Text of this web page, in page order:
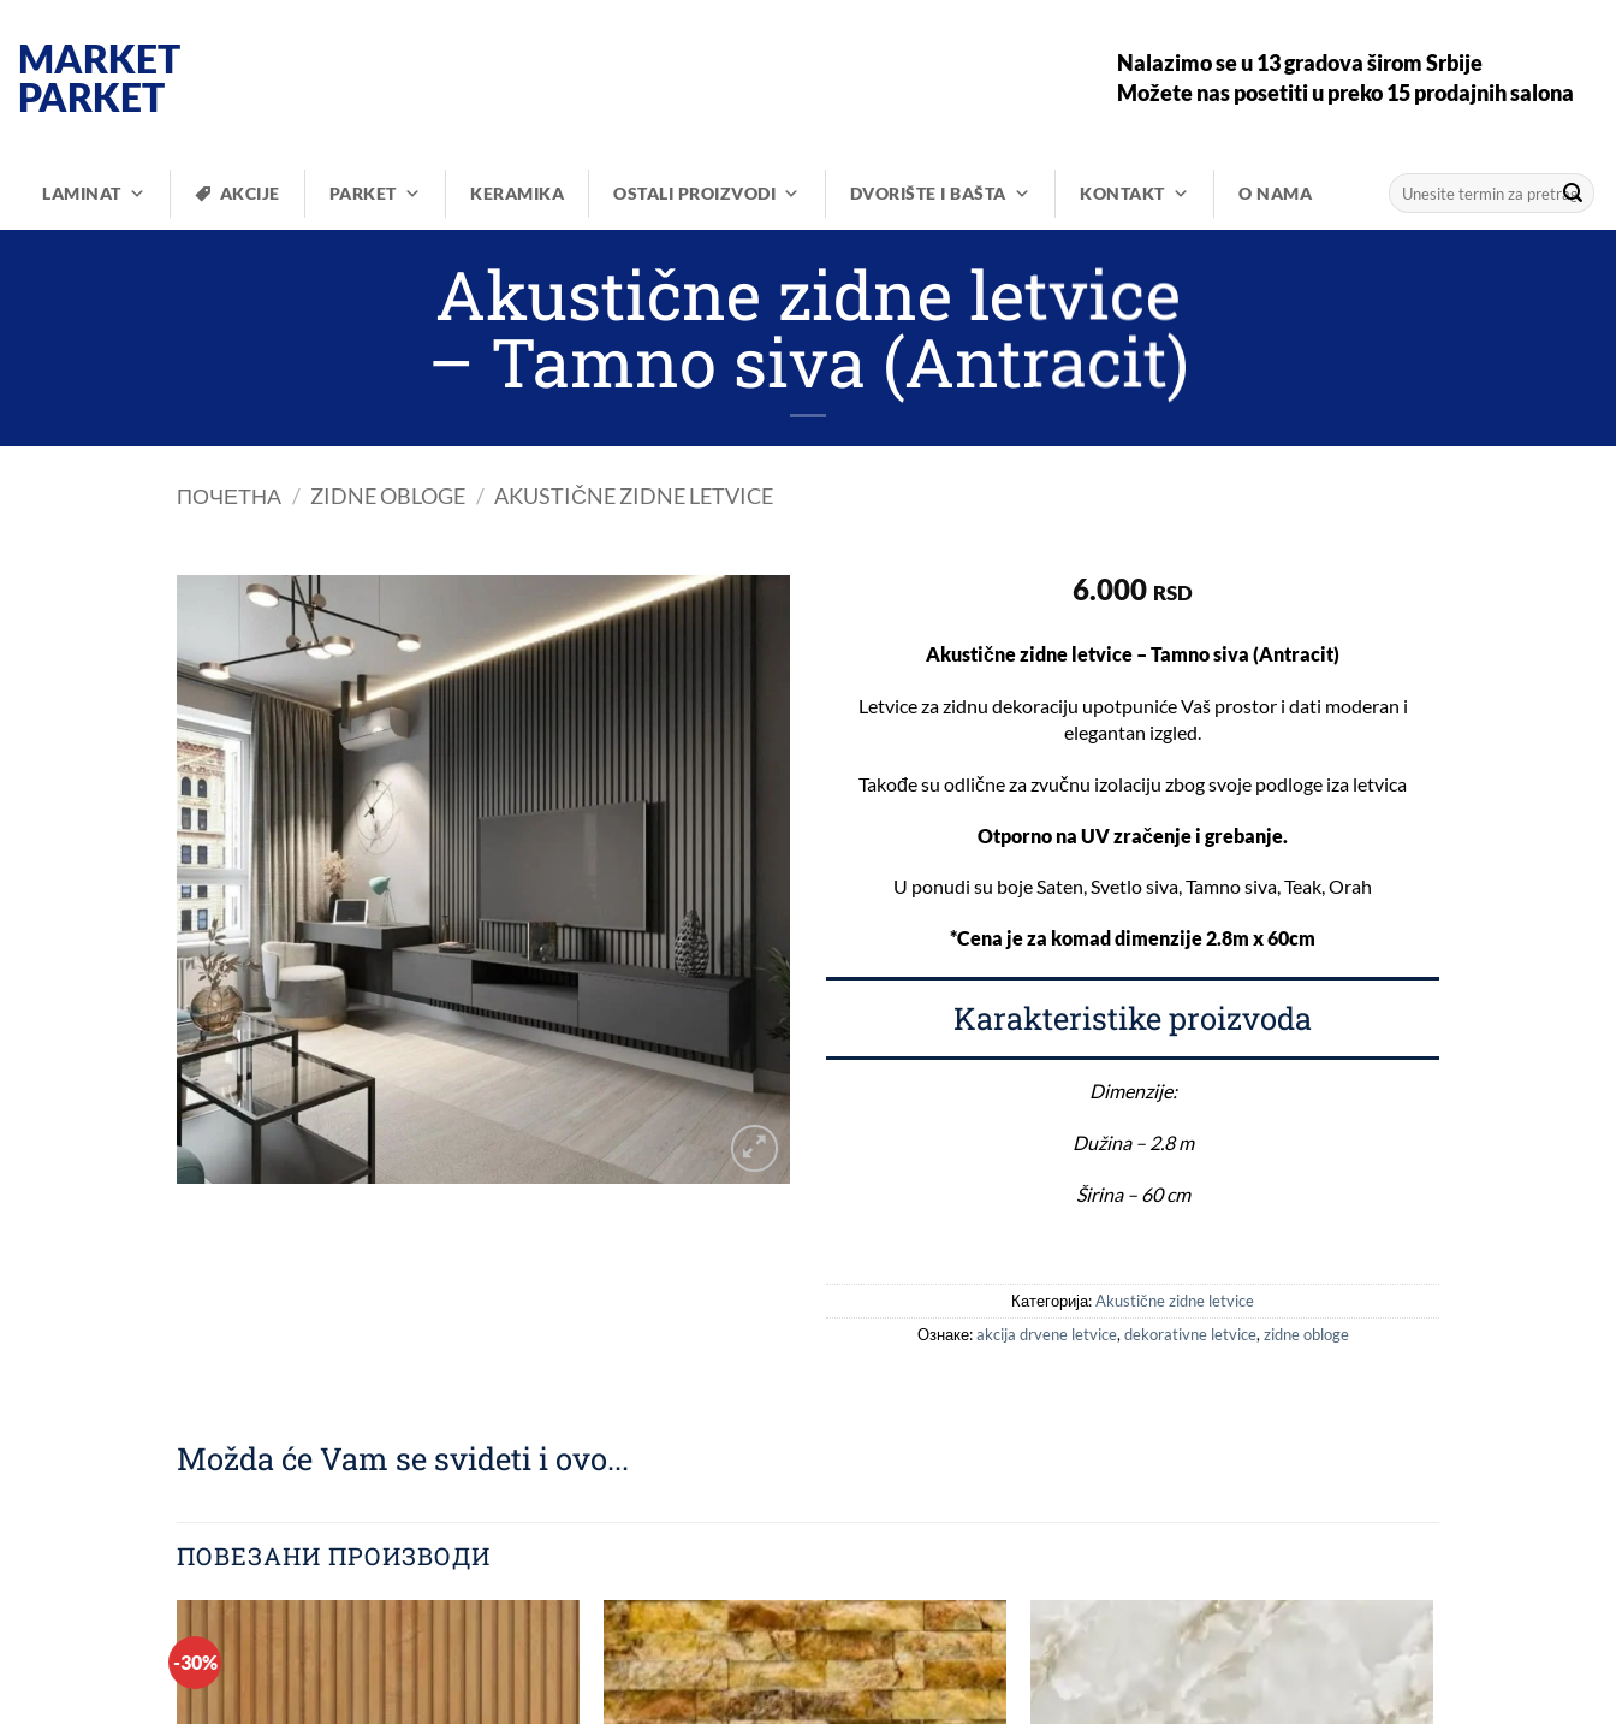
садржај
MARKET
PARKET
Nalazimo se u 13 gradova širom Srbije
Možete nas posetiti u preko 15 prodajnih salona
LAMINAT AKCIJE PARKET KERAMIKA OSTALI PROIZVODI DVORIŠTE I BAŠTA KONTAKT O NAMA
Претрага
за:
Akustične zidne letvice
– Tamno siva (Antracit)
ПОЧЕТНА / ZIDNE OBLOGE / AKUSTIČNE ZIDNE LETVICE
6.000 RSD
Akustične zidne letvice – Tamno siva (Antracit)
Letvice za zidnu dekoraciju upotpuniće Vaš prostor i dati moderan i
elegantan izgled.
Takođe su odlične za zvučnu izolaciju zbog svoje podloge iza letvica
Otporno na UV zračenje i grebanje.
U ponudi su boje Saten, Svetlo siva, Tamno siva, Teak, Orah
*Cena je za komad dimenzije 2.8m x 60cm
Karakteristike proizvoda
Dimenzije:
Dužina – 2.8 m
Širina – 60 cm
Категорија:Akustične zidne letvice
Ознаке:akcija drvene letvice, dekorativne letvice, zidne obloge
Možda će Vam se svideti i ovo...
ПОВЕЗАНИ ПРОИЗВОДИ
-30%